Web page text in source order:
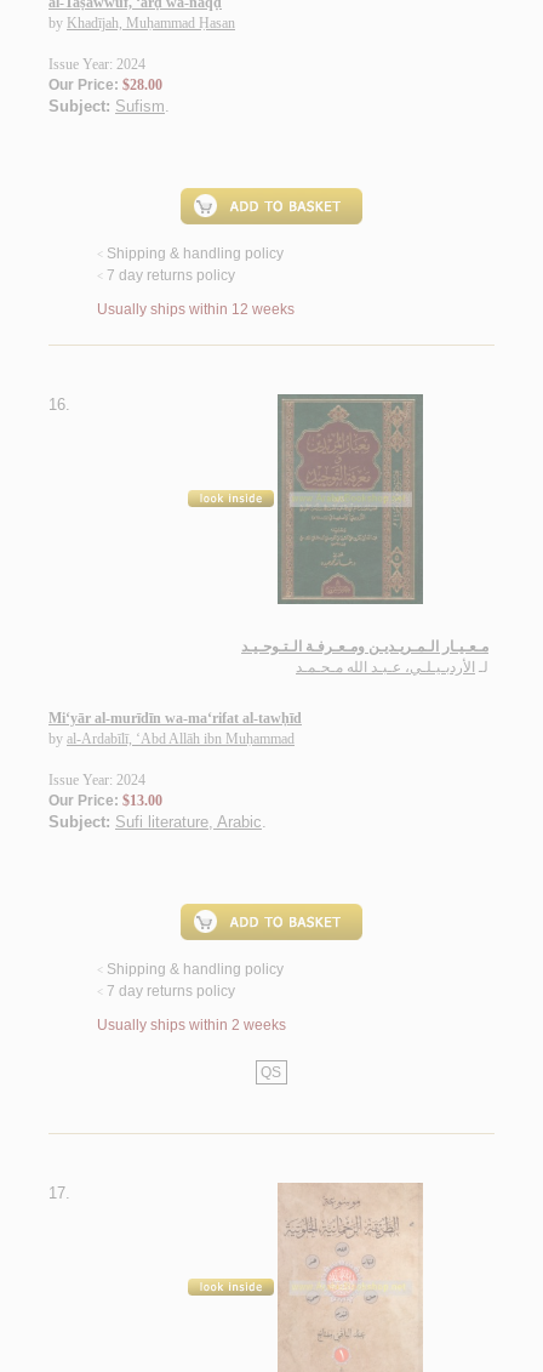
by Khadījah, Muḥammad Ḥasan
Issue Year: 2024
Our Price: $28.00
Subject: Sufism.
< Shipping & handling policy
< 7 day returns policy
Usually ships within 12 weeks
16.
مـعـيـار الـمـريـديـن ومـعـرفـة الـتـوحـيـد
لـ الأردبـيـلـي، عـبـد الله مـحـمـد
Mi‘yār al-murīdīn wa-ma‘rifat al-tawḥīd
by al-Ardabīlī, ‘Abd Allāh ibn Muḥammad
Issue Year: 2024
Our Price: $13.00
Subject: Sufi literature, Arabic.
< Shipping & handling policy
< 7 day returns policy
Usually ships within 2 weeks
QS
17.